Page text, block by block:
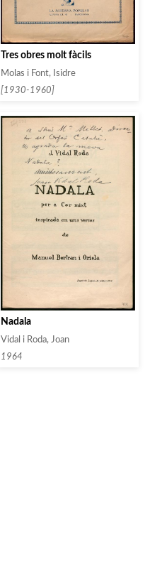
Tres obres molt fàcils
Molas i Font, Isidre
[1930-1960]
Nadala
Vidal i Roda, Joan
1964